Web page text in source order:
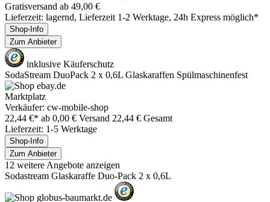
Gratisversand ab 49,00 €
Lieferzeit: lagernd, Lieferzeit 1-2 Werktage, 24h Express möglich*
Shop-Info
Zum Anbieter
inklusive Käuferschutz
SodaStream DuoPack 2 x 0,6L Glaskaraffen Spülmaschinenfest
Marktplatz
Verkäufer: cw-mobile-shop
22,44 €* ab 0,00 € Versand 22,44 € Gesamt
Lieferzeit: 1-5 Werktage
Shop-Info
Zum Anbieter
12 weitere Angebote anzeigen
Sodastream Glaskaraffe Duo-Pack 2 x 0,6L